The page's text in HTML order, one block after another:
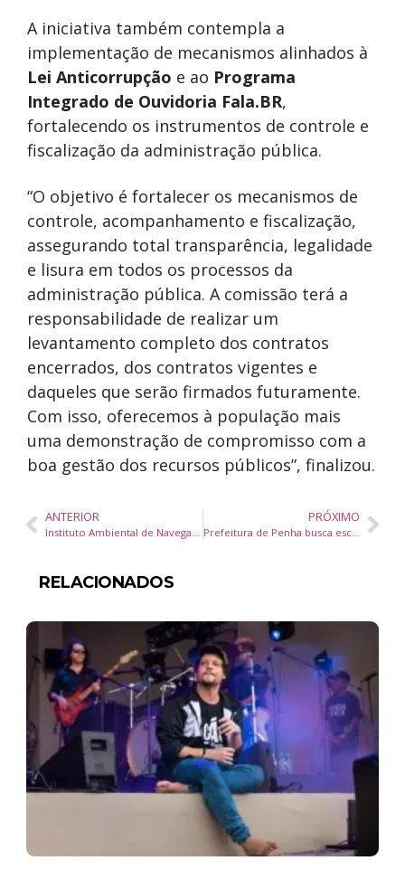
A iniciativa também contempla a
implementação de mecanismos alinhados à
Lei Anticorrupção e ao Programa
Integrado de Ouvidoria Fala.BR,
fortalecendo os instrumentos de controle e
fiscalização da administração pública.
“O objetivo é fortalecer os mecanismos de
controle, acompanhamento e fiscalização,
assegurando total transparência, legalidade
e lisura em todos os processos da
administração pública. A comissão terá a
responsabilidade de realizar um
levantamento completo dos contratos
encerrados, dos contratos vigentes e
daqueles que serão firmados futuramente.
Com isso, oferecemos à população mais
uma demonstração de compromisso com a
boa gestão dos recursos públicos”, finalizou.
ANTERIOR
Instituto Ambiental de Navegantes apresenta balanço de projetos e ações na Semana do Meio Ambiente
PRÓXIMO
Prefeitura de Penha busca esclarecimentos sobre possível mudança no transporte coletivo após comunicado da Viação Navegantes
RELACIONADOS